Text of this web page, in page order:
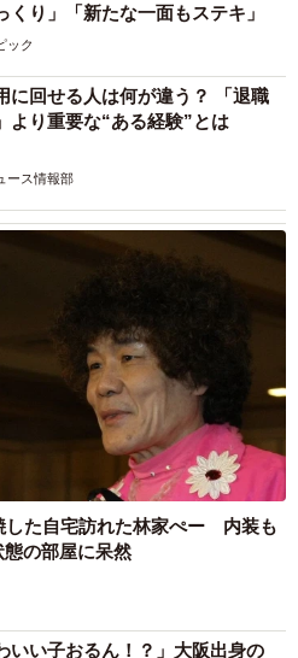
くり」「新たな一面もステキ」
ック
に回せる人は何が違う？ 「退職
より重要な“ある経験”とは
ース情報部
した自宅訪れた林家ぺー 内装も
の部屋に呆然
いい子おるん！？」大阪出身の